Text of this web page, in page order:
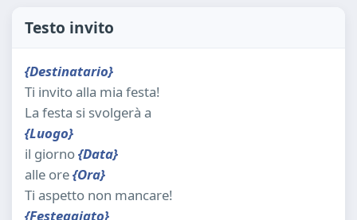
Testo invito
{Destinatario}
Ti invito alla mia festa!
La festa si svolgerà a
{Luogo}
il giorno{Data}
alle ore{Ora}
Ti aspetto non mancare!
{Festeggiato}